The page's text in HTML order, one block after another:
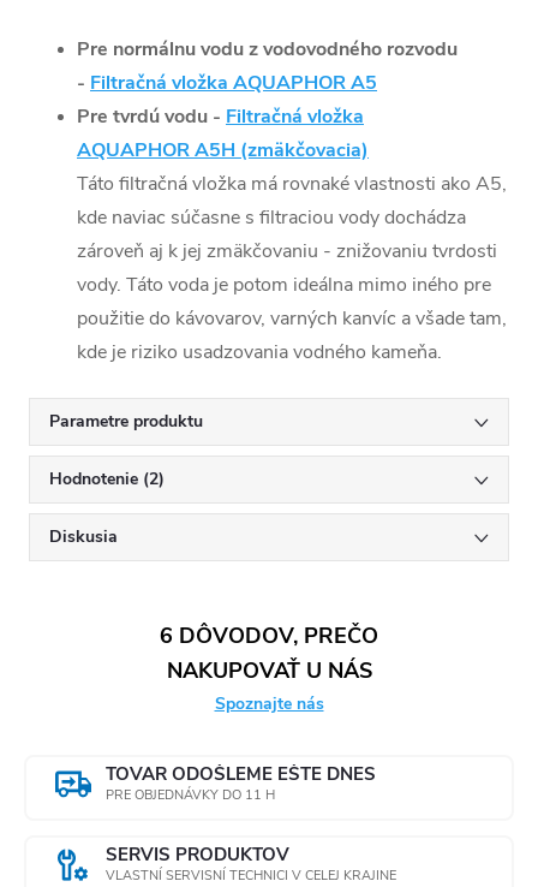
Pre normálnu vodu z vodovodného rozvodu
- Filtračná vložka AQUAPHOR A5
Pre tvrdú vodu - Filtračná vložka
AQUAPHOR A5H (zmäkčovacia)
Táto filtračná vložka má rovnaké vlastnosti ako A5,
kde naviac súčasne s filtraciou vody dochádza
zároveň aj k jej zmäkčovaniu - znižovaniu tvrdosti
vody. Táto voda je potom ideálna mimo iného pre
použitie do kávovarov, varných kanvíc a všade tam,
kde je riziko usadzovania vodného kameňa.
Parametre produktu
Hodnotenie (2)
Diskusia
6 DÔVODOV, PREČO
NAKUPOVAŤ U NÁS
Spoznajte nás
TOVAR ODOŠLEME EŠTE DNES
PRE OBJEDNÁVKY DO 11 H
SERVIS PRODUKTOV
VLASTNÍ SERVISNÍ TECHNICI V CELEJ KRAJINE